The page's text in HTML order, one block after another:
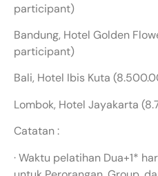
participant)
Bandung, Hotel Golden
participant)
Bali, Hotel Ibis Kuta
Lombok, Hotel Jayakarta
Catatan :
· Waktu pelatihan Dua+1*